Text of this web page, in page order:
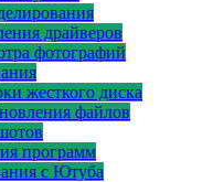
драйверов
фотографий
жесткого диска
файлов
программ
с Ютуба